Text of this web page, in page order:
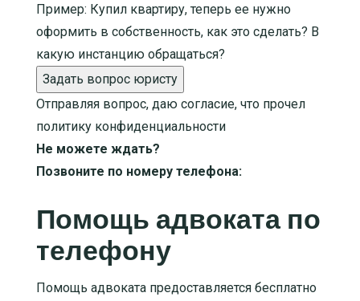
Пример: Купил квартиру, теперь ее нужно
оформить в собственность, как это сделать? В
какую инстанцию обращаться?
Задать вопрос юристу
Отправляя вопрос, даю согласие, что прочел
политику конфиденциальности
Не можете ждать?
Позвоните по номеру телефона:
Помощь адвоката по
телефону
Помощь адвоката предоставляется бесплатно